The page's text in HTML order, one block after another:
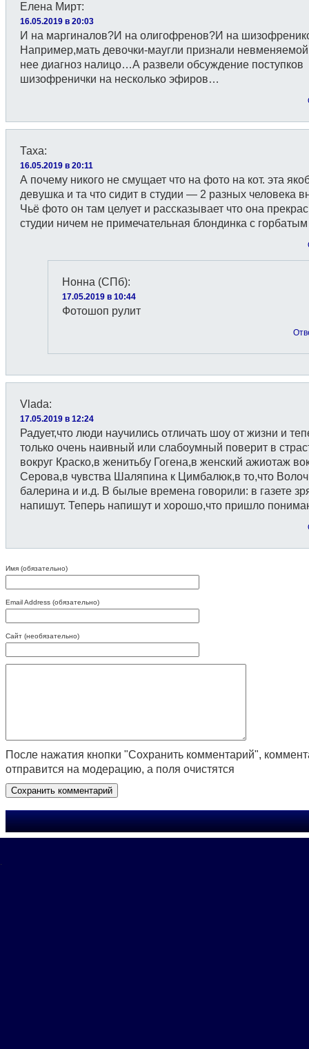
Елена Мирт:
16.05.2019 в 20:03
И на маргиналов?И на олигофренов?И на
Например,мать девочки-маугли признали
нее диагноз налицо…А развели обсуждение поступков
шизофренички на несколько эфиров…
Таха:
16.05.2019 в 20:11
А почему никого не смущает что на фото на кот. эта
девушка и та что сидит в студии — 2 разных человека
Чьё фото он там целует и рассказывает что она
студии ничем не примечательная блондинка с
Нонна (СПб):
17.05.2019 в 10:44
Фотошоп рулит
Vlada:
17.05.2019 в 12:24
Радует,что люди научились отличать шоу от жизни и
только очень наивный или слабоумный поверит в
вокруг Краско,в женитьбу Гогена,в женский ажиотаж
Серова,в чувства Шаляпина к Цимбалюк,в то,что
балерина и и.д. В былые времена говорили: в газете
напишут. Теперь напишут и хорошо,что пришло
Имя (обязательно)
Email Address (обязательно)
Сайт (необязательно)
После нажатия кнопки "Сохранить комментарий",
отправится на модерацию, а поля очистятся
.